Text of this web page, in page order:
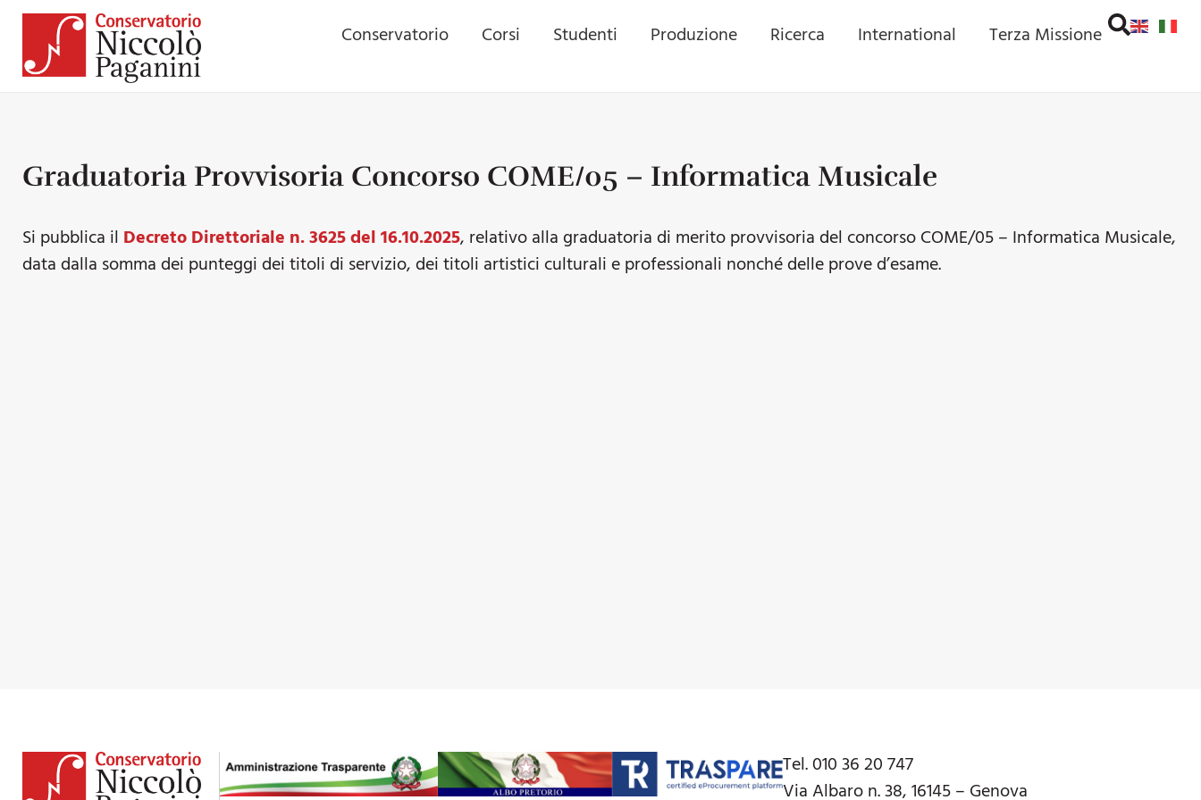
Conservatorio Corsi Studenti Produzione Ricerca International Terza Missione
Graduatoria Provvisoria Concorso COME/05 – Informatica Musicale
Si pubblica il Decreto Direttoriale n. 3625 del 16.10.2025, relativo alla graduatoria di merito provvisoria del concorso COME/05 – Informatica Musicale,
data dalla somma dei punteggi dei titoli di servizio, dei titoli artistici culturali e professionali nonché delle prove d’esame.
Tel. 010 36 20 747
Via Albaro n. 38, 16145 – Genova